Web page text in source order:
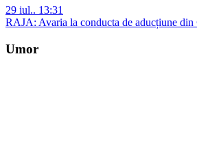
29 iul.. 13:31
RAJA: Avaria la conducta de aducțiune din
Umor